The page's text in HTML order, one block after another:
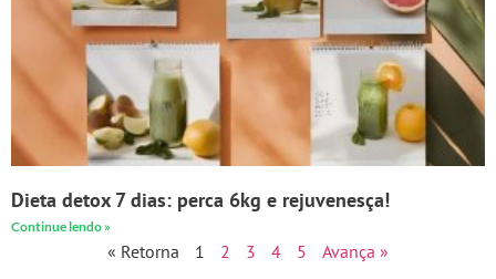
Dieta detox 7 dias: perca 6kg e rejuvenesça!
Continue lendo »
« Retorna 1 2 3 4 5 Avança »